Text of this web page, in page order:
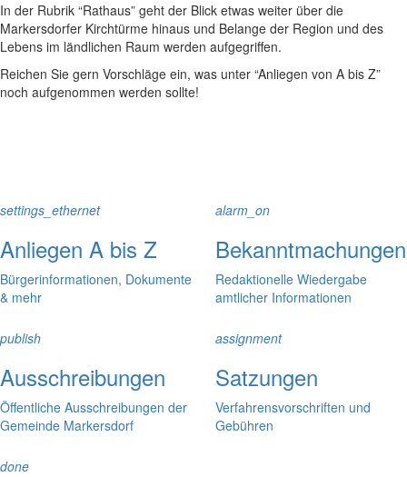
In der Rubrik “Rathaus” geht der Blick etwas weiter über die
Markersdorfer Kirchtürme hinaus und Belange der Region und des
Lebens im ländlichen Raum werden aufgegriffen.
Reichen Sie gern Vorschläge ein, was unter “Anliegen von A bis Z”
noch aufgenommen werden sollte!
settings_ethernet
Anliegen A bis Z
Bürgerinformationen, Dokumente
& mehr
alarm_on
Bekanntmachungen
Redaktionelle Wiedergabe
amtlicher Informationen
publish
Ausschreibungen
Öffentliche Ausschreibungen der
Gemeinde Markersdorf
assignment
Satzungen
Verfahrensvorschriften und
Gebühren
done